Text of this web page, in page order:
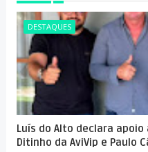
DESTAQUES
Luís do Alto declara
Ditinho da AviVip e Paulo